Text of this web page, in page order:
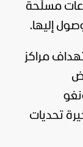
مسلّحة
إليها.
مراكز
تحديات